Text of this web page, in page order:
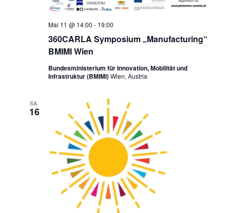
360CARLA Symposium „Manufacturing“
BMIMI Wien
Mai 11 @ 14:00 - 19:00
Bundesministerium für Innovation, Mobilität und
Infrastruktur (BMIMI)Wien, Austria
SA.
16